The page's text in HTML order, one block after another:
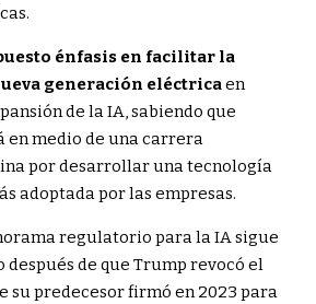
énfasis en facilitar la
generación eléctricaen
de la IA, sabiendo que
en medio de una carrera
por desarrollar una tecnología
adoptada por las empresas.
regulatorio para la IA sigue
de que Trump revocó el
su predecesor firmó en 2023 para